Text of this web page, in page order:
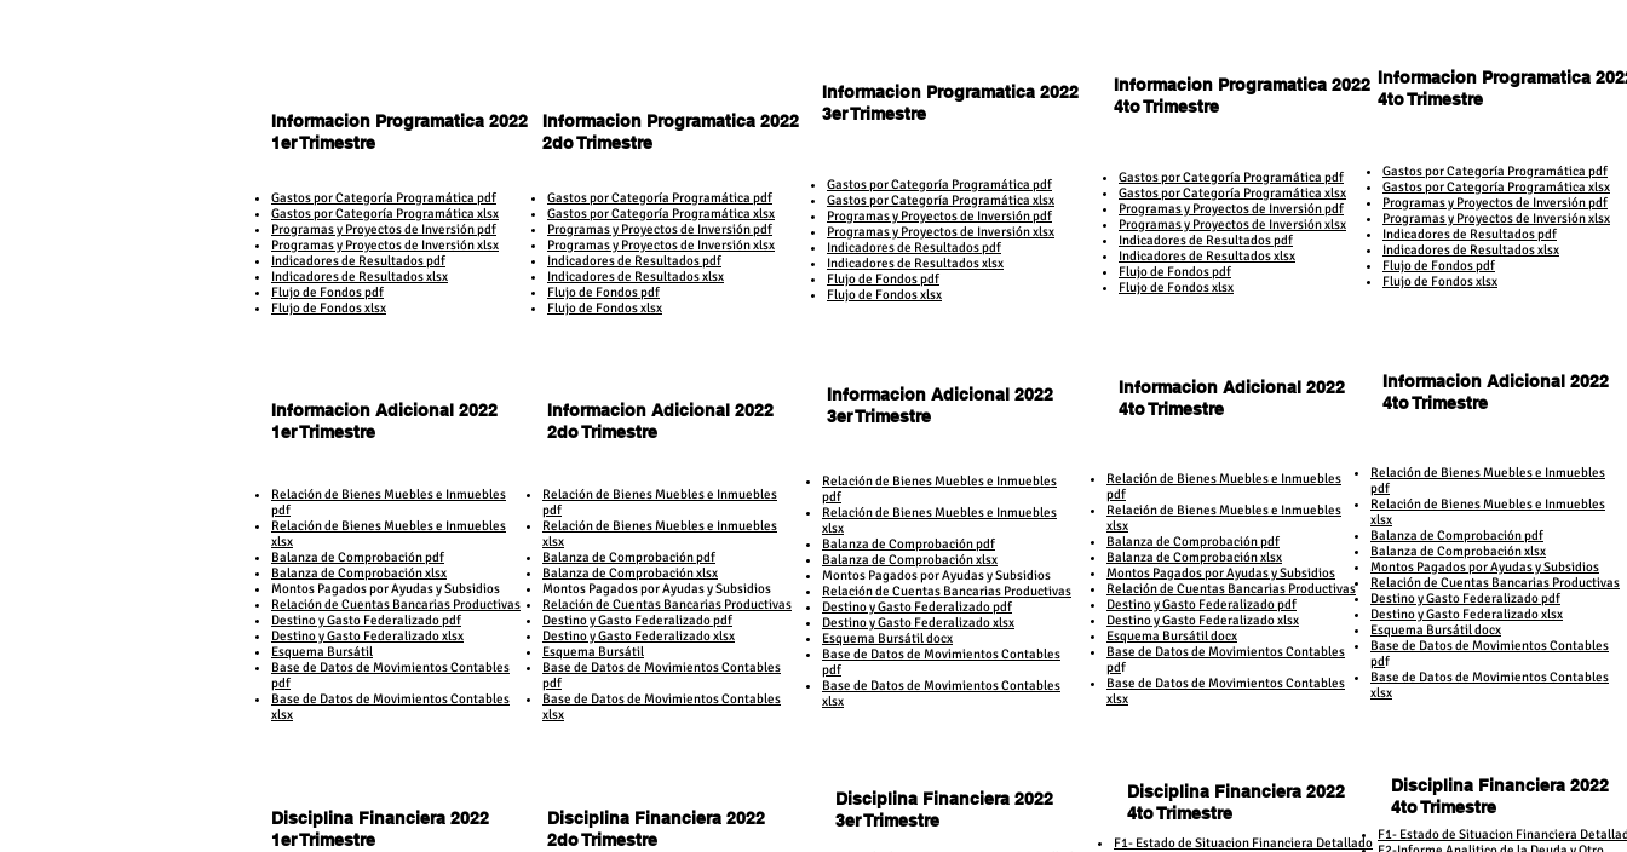
Informacion Programatica 2022
1er Trimestre
Informacion Programatica 2022
2do Trimestre
Informacion Programatica 2022
3er Trimestre
Informacion Programatica 2022
4to Trimestre
Informacion Programatica
4to Trimestre
Gastos por Categoría Programática pdf​
Gastos por Categoría Programática xlsx
Programas y Proyectos de Inversión pdf
Programas y Proyectos de Inversión xlsx
Indicadores de Resultados pdf
Indicadores de Resultados xlsx
Flujo de Fondos pdf
Flujo de Fondos xlsx
Gastos por Categoría Programática pdf​
Gastos por Categoría Programática​ xlsx
Programas y Proyectos de Inversión pdf
Programas y Proyectos de Inversión xlsx
Indicadores de Resultados pdf
Indicadores de Resultados xlsx
Flujo de Fondos pdf
Flujo de Fondos xlsx
Gastos por Categoría Programática pdf​
Gastos por Categoría Programática​ xlsx
Programas y Proyectos de Inversión pdf
Programas y Proyectos de Inversión xlsx
Indicadores de Resultados pdf
Indicadores de Resultados xlsx
Flujo de Fondos pdf
Flujo de Fondos xlsx
Gastos por Categoría Programática pdf​
Gastos por Categoría Programática​ xlsx
Programas y Proyectos de Inversión pdf
Programas y Proyectos de Inversión xlsx
Indicadores de Resultados pdf
Indicadores de Resultados xlsx
Flujo de Fondos pdf
Flujo de Fondos xlsx
Gastos por Categoría Programática pdf​
Gastos por Categoría Programática​ xlsx
Programas y Proyectos de Inversión pdf
Programas y Proyectos de Inversión xlsx
Indicadores de Resultados pdf
Indicadores de Resultados xlsx
Flujo de Fondos pdf
Flujo de Fondos xlsx
Informacion Adicional 2022
1er Trimestre
Informacion Adicional 2022
2do Trimestre
Informacion Adicional 2022
3er Trimestre
Informacion Adicional 2022
4to Trimestre
Informacion Adicional 2022
4to Trimestre
Relación de Bienes Muebles e Inmuebles
pdf
Relación de Bienes Muebles e Inmuebles
xlsx
Balanza de Comprobación pdf
Balanza de Comprobación xlsx
Montos Pagados por Ayudas y Subsidios
Relación de Cuentas Bancarias Productivas
Destino y Gasto Federalizado pdf
Destino y Gasto Federalizado xlsx
Esquema Bursátil
Base de Datos de Movimientos Contables
pdf
Base de Datos de Movimientos Contables
xlsx
Relación de Bienes Muebles e Inmuebles
pdf
Relación de Bienes Muebles e Inmuebles
xlsx
Balanza de Comprobación pdf
Balanza de Comprobación xlsx
Montos Pagados por Ayudas y Subsidios
Relación de Cuentas Bancarias Productivas
Destino y Gasto Federalizado pdf
Destino y Gasto Federalizado xlsx
Esquema Bursátil
Base de Datos de Movimientos Contables
pdf
Base de Datos de Movimientos Contables
xlsx
Relación de Bienes Muebles e Inmuebles
pdf
Relación de Bienes Muebles e Inmuebles
xlsx
Balanza de Comprobación pdf
Balanza de Comprobación xlsx
Montos Pagados por Ayudas y Subsidios
Relación de Cuentas Bancarias Productivas
Destino y Gasto Federalizado pdf
Destino y Gasto Federalizado xlsx
Esquema Bursátil docx
Base de Datos de Movimientos Contables
pdf
Base de Datos de Movimientos Contables
xlsx
Relación de Bienes Muebles e Inmuebles
pdf
Relación de Bienes Muebles e Inmuebles
xlsx
Balanza de Comprobación pdf
Balanza de Comprobación xlsx
Montos Pagados por Ayudas y Subsidios
Relación de Cuentas Bancarias Productivas
Destino y Gasto Federalizado pdf
Destino y Gasto Federalizado xlsx
Esquema Bursátil docx
Base de Datos de Movimientos Contables
pdf
Base de Datos de Movimientos Contables
xlsx
Relación de Bienes Muebles e Inmuebles
pdf
Relación de Bienes Muebles e Inmuebles
xlsx
Balanza de Comprobación pdf
Balanza de Comprobación xlsx
Montos Pagados por Ayudas y Subsidios
Relación de Cuentas Bancarias Productivas
Destino y Gasto Federalizado pdf
Destino y Gasto Federalizado xlsx
Esquema Bursátil docx
Base de Datos de Movimientos Contables
pdf
Base de Datos de Movimientos Contables
xlsx
Disciplina Financiera 2022
1er Trimestre
Disciplina Financiera 2022
2do Trimestre
Disciplina Financiera 2022
3er Trimestre
Disciplina Financiera 2022
4to Trimestre
F1- Estado de Situacion Financiera Detallado
Disciplina Financiera 2022
4to Trimestre
F1- Estado de Situacion Financiera